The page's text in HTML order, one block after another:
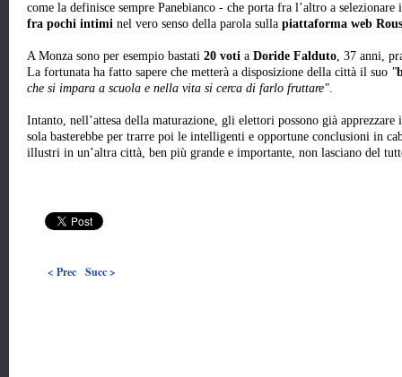
come la definisce sempre Panebianco - che porta fra l’altro a
fra pochi intimi nel vero senso della parola sulla piattaforma web
A Monza sono per esempio bastati 20 voti a Doride Falduto, 37 anni,
La fortunata ha fatto sapere che metterà a disposizione della città il suo "
che si impara a scuola e nella vita si cerca di farlo fruttare".
Intanto, nell’attesa della maturazione, gli elettori possono già apprezzare
sola basterebbe per trarre poi le intelligenti e opportune conclusioni in
illustri in un’altra città, ben più grande e importante, non lasciano del
< Prec Succ >